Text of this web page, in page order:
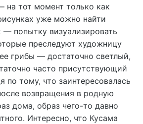
на тот момент только как
уже можно найти
попытку визуализировать
преследуют художницу
грибы — достаточно светлый,
часто присутствующий
по тому, что заинтересовалась
возвращения в родную
дома, образ чего-то давно
Интересно, что Кусама